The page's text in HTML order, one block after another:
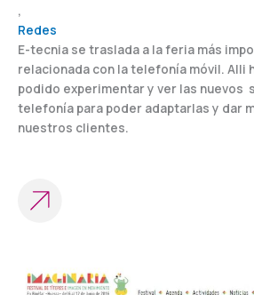
,
Redes
E-tecnia se traslada a la feria más
relacionada con la telefonía móvil. Alli
podido experimentar y ver las nuevos
telefonía para poder adaptarlas y dar
nuestros clientes.